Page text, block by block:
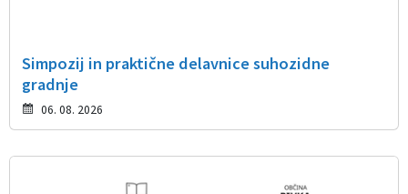
Simpozij in praktične delavnice suhozidne
gradnje
06. 08. 2026